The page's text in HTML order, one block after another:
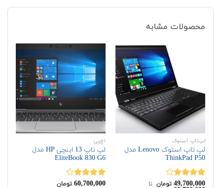
محصولات مشابه
لپ‌تاپ استوک
لپ تاپ استوک Lenovo مدل
ThinkPad P50
نمره
49,700,000 تومان‌ تا ‌
اچ‌پی
لپ تاپ 13 اینچی HP مدل
EliteBook 830 G6
نمره
60,700,000 تومان